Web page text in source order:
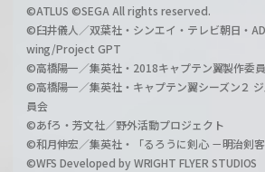
©ATLUS ©SEGA All rights reserved.
©臼井儀人／双葉社・シンエイ・テレビ朝日・
wing/Project GPT
©高橋陽一／集英社・2018キャプテン翼製作委
©高橋陽一／集英社・キャプテン翼シーズン２
員会
©あfろ・芳文社／野外活動プロジェクト
©和月伸宏／集英社・「るろうに剣心 －明治剣
©WFS Developed by WRIGHT FLYER STUDIOS